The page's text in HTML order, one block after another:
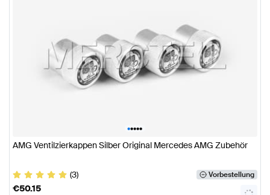
•••••
AMG Ventilzierkappen Silber Original Mercedes AMG Zubehör
(3) Vorbestellung
€50.15